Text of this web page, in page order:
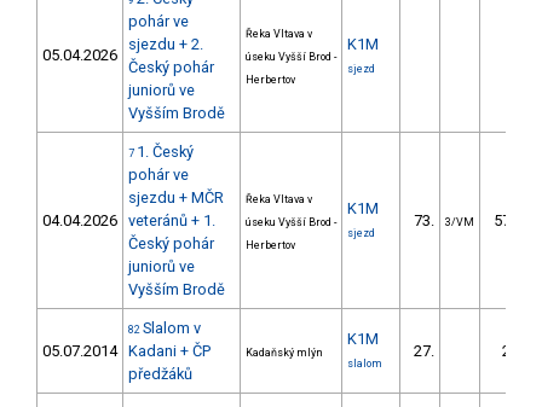
05.04.2026
pohár ve
sjezdu + 2.
Český pohár
juniorů ve
Vyšším Brodě
Řeka Vltava v
úseku Vyšší Brod -
Herbertov
K1M
sjezd
04.04.2026
7 1. Český
pohár ve
sjezdu + MČR
veteránů + 1.
Český pohár
juniorů ve
Vyšším Brodě
Řeka Vltava v
úseku Vyšší Brod -
Herbertov
K1M
sjezd
73. 3/VM 578.17
05.07.2014
82 Slalom v
Kadani + ČP
předžáků
Kadaňský mlýn
K1M
slalom
27. 28.10